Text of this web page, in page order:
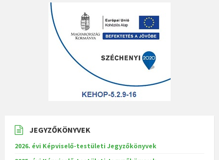
JEGYZŐKÖNYVEK
2026. évi Képviselő-testületi Jegyzőkönyvek